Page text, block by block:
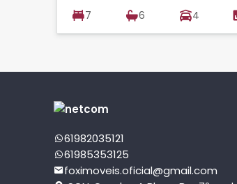
SAMAMBAIA, VICENTE PIRES
7 6 4
61982035121
61985353125
foximoveis.oficial@gmail.com